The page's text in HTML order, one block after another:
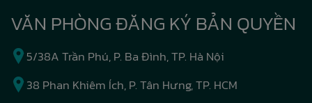
VĂN PHÒNG ĐĂNG KÝ BẢN QUYỀN
5/38A Trần Phú, P. Ba Đình, TP. Hà Nội
38 Phan Khiêm Ích, P. Tân Hưng, TP. HCM